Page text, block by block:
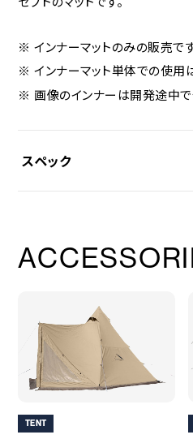
インナーマットのみの販売です
インナーマット単体での使用
画像のインナーは開発途中
スペック
ポリエステルタフタ68D
サイズ
〇収納サイズ
（約）700×550×100（高）mm
※収納ケースのサイズです。
（約）3,840×3,600mm×2（スポ
TENT